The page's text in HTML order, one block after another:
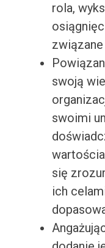
rola,
swoją
swoimi
się
ich